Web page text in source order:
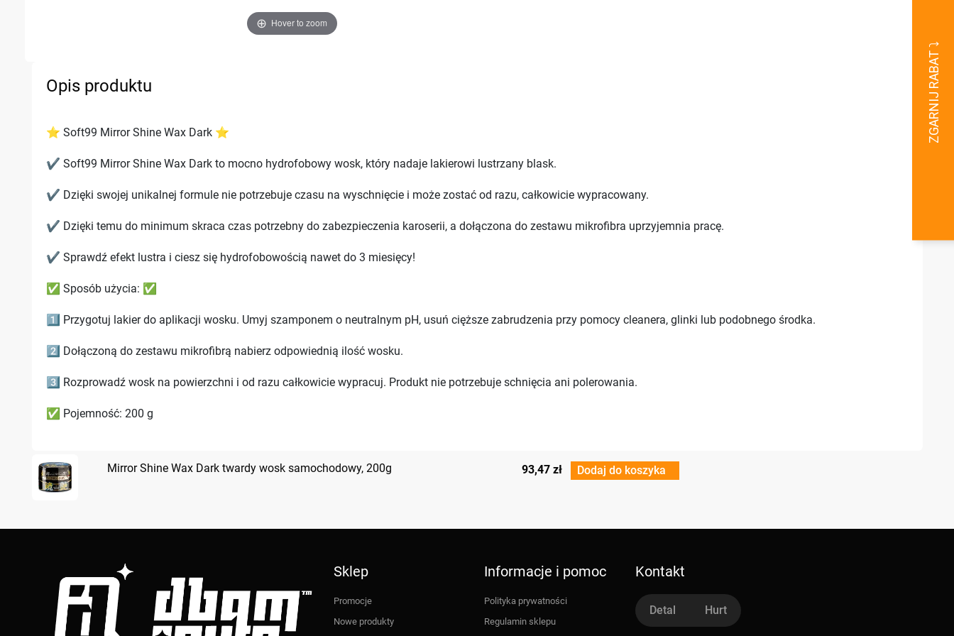
Hover to zoom
Opis produktu
⭐ Soft99 Mirror Shine Wax Dark ⭐
✔️ Soft99 Mirror Shine Wax Dark to mocno hydrofobowy wosk, który nadaje lakierowi lustrzany blask.
✔️ Dzięki swojej unikalnej formule nie potrzebuje czasu na wyschnięcie i może zostać od razu, całkowicie wypracowany.
✔️ Dzięki temu do minimum skraca czas potrzebny do zabezpieczenia karoserii, a dołączona do zestawu mikrofibra uprzyjemnia pracę.
✔️ Sprawdź efekt lustra i ciesz się hydrofobowością nawet do 3 miesięcy!
✅ Sposób użycia: ✅
1️⃣ Przygotuj lakier do aplikacji wosku. Umyj szamponem o neutralnym pH, usuń cięższe zabrudzenia przy pomocy cleanera, glinki lub podobnego środka.
2️⃣ Dołączoną do zestawu mikrofibrą nabierz odpowiednią ilość wosku.
3️⃣ Rozprowadź wosk na powierzchni i od razu całkowicie wypracuj. Produkt nie potrzebuje schnięcia ani polerowania.
✅ Pojemność: 200 g
Mirror Shine Wax Dark twardy wosk samochodowy, 200g 93,47 zł Dodaj do koszyka
Sklep
Promocje
Nowe produkty
Informacje i pomoc
Polityka prywatności
Regulamin sklepu
Kontakt
Detal Hurt